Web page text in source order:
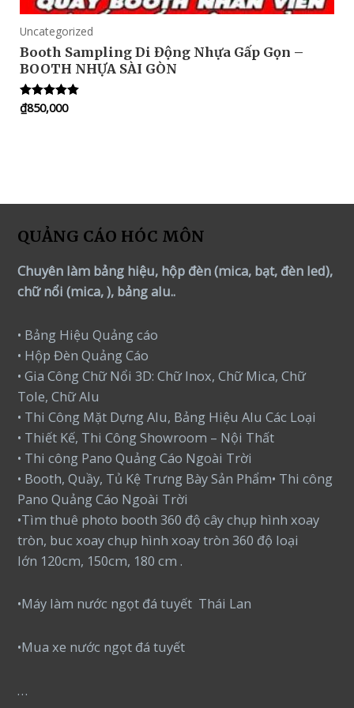
Uncategorized
Booth Sampling Di Động Nhựa Gấp Gọn –
BOOTH NHỰA SÀI GÒN
Rated
5.00
₫850,000
QUẢNG CÁO HÓC MÔN
Chuyên làm bảng hiệu, hộp đèn (mica, bạt, đèn led),
chữ nổi (mica, ), bảng alu..
• Bảng Hiệu Quảng cáo
• Hộp Đèn Quảng Cáo
• Gia Công Chữ Nổi 3D: Chữ Inox, Chữ Mica, Chữ
Tole, Chữ Alu
• Thi Công Mặt Dựng Alu, Bảng Hiệu Alu Các Loại
• Thiết Kế, Thi Công Showroom – Nội Thất
• Thi công Pano Quảng Cáo Ngoài Trời
• Booth, Quầy, Tủ Kệ Trưng Bày Sản Phẩm• Thi công
Pano Quảng Cáo Ngoài Trời
•Tìm thuê photo booth 360 độ cây chụp hình xoay
tròn, buc xoay chụp hình xoay tròn 360 độ loại
lớn 120cm, 150cm, 180 cm .
•Máy làm nước ngọt đá tuyết Thái Lan
•Mua xe nước ngọt đá tuyết
…